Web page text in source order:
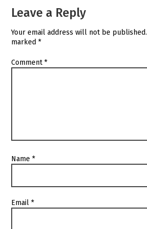
Leave a Reply
Your email address will not be published.
marked*
Comment*
Name*
Email*